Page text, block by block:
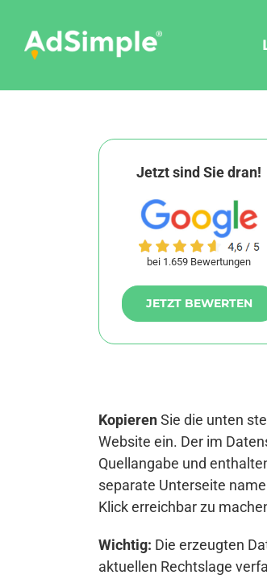
content
Jetzt sind Sie dran!
bei 1.659 Bewertungen
JETZT BEWERTEN
KopierenSie die unten
Website ein. Der im
Quellangabe und
separate Unterseite
Klick erreichbar zu
Wichtig: Die erzeugten
aktuellen Rechtslage